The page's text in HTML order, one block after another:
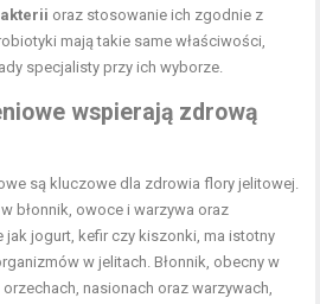
oraz stosowanie ich zgodnie z
mają takie same właściwości,
specjalisty przy ich wyborze.
wspierają zdrową
są kluczowe dla zdrowia flory jelitowej.
błonnik, owoce i warzywa oraz
jak jogurt, kefir czy kiszonki, ma istotny
w jelitach. Błonnik, obecny w
nasionach oraz warzywach,